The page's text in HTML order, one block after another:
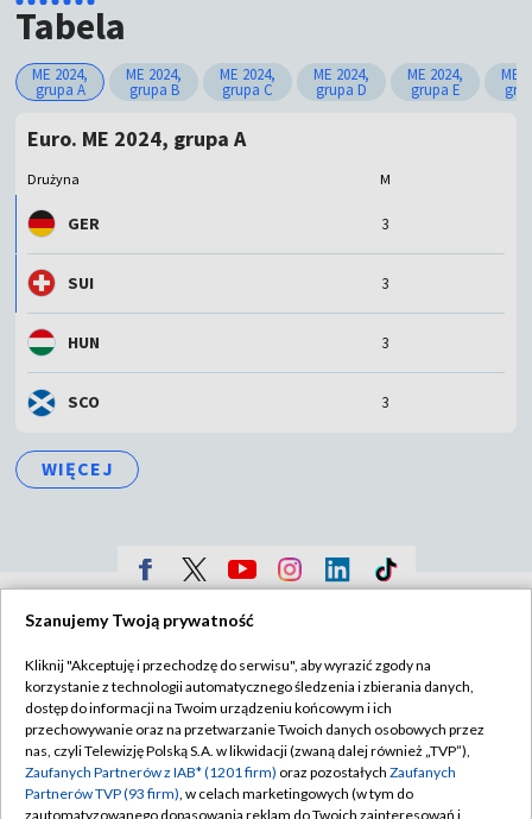
Tabela
ME 2024,
grupa A
ME 2024,
grupa B
ME 2024,
grupa C
ME 2024,
grupa D
ME 2024,
grupa E
ME
Euro. ME 2024, grupa A
Drużyna M
GER 3
SUI 3
HUN 3
SCO 3
WIĘCEJ
Sklep TVP
Biuro Reklamy
Oferta Handlowa
Telegazeta ogłoszenia
Polityka prywatności
Moje zgody
Biuro reklamy
Kontakt
Szanujemy Twoją prywatność
Kliknij "Akceptuję i przechodzę do serwisu", aby wyrazić zgody na
korzystanie z technologii automatycznego śledzenia i zbierania danych,
dostęp do informacji na Twoim urządzeniu końcowym i ich
przechowywanie oraz na przetwarzanie Twoich danych osobowych przez
nas, czyli Telewizję Polską S.A. w likwidacji (zwaną dalej również „TVP”),
Zaufanych Partnerów z IAB* (1201 firm) oraz pozostałych Zaufanych
Partnerów TVP (93 firm), w celach marketingowych (w tym do
zautomatyzowanego dopasowania reklam do Twoich zainteresowań i